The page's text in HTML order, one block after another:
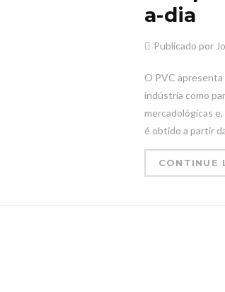
a-dia
Publicado por
O PVC
indústria como
mercadológicas
é obtido a partir
CONTINUE